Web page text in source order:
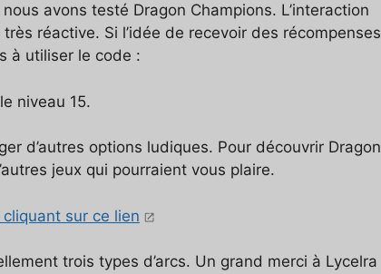
avons testé Dragon Champions. L’interaction
réactive. Si l’idée de recevoir des récompenses
à utiliser le code :
niveau 15.
d’autres options ludiques. Pour découvrir Dragon
jeux qui pourraient vous plaire.
sur ce lien
trois types d’arcs. Un grand merci à Lycelra